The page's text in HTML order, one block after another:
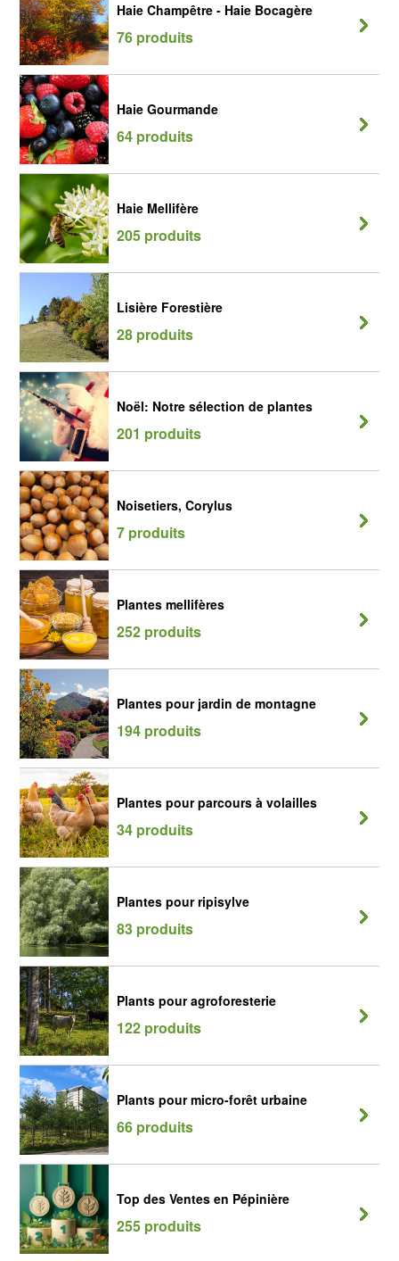
Haie Champêtre - Haie Bocagère
76 produits
Haie Gourmande
64 produits
Haie Mellifère
205 produits
Lisière Forestière
28 produits
Noël: Notre sélection de plantes
201 produits
Noisetiers, Corylus
7 produits
Plantes mellifères
252 produits
Plantes pour jardin de montagne
194 produits
Plantes pour parcours à volailles
34 produits
Plantes pour ripisylve
83 produits
Plants pour agroforesterie
122 produits
Plants pour micro-forêt urbaine
66 produits
Top des Ventes en Pépinière
255 produits